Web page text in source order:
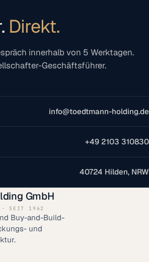
Direkt.
innerhalb von 5 Werktagen.
Geschäftsführer.
info@toedtmann-holding.de
+49 2103 310830
40724 Hilden, NRW
GmbH
· SEIT 1962
Buy-and-Build-
und